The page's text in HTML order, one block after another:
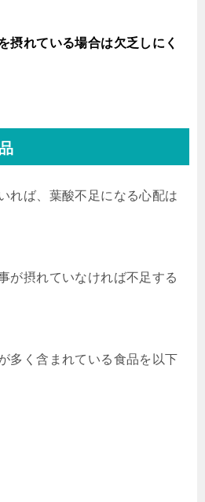
摂れている場合は欠乏しにく
れば、葉酸不足になる心配は
が摂れていなければ不足する
多く含まれている食品を以下